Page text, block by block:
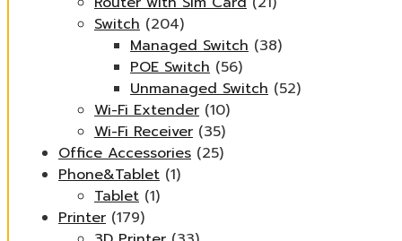
Switch (204)
Managed Switch (38)
POE Switch (56)
Unmanaged Switch (52)
Wi-Fi Extender (10)
Wi-Fi Receiver (35)
Office Accessories (25)
Phone&Tablet (1)
Tablet (1)
Printer (179)